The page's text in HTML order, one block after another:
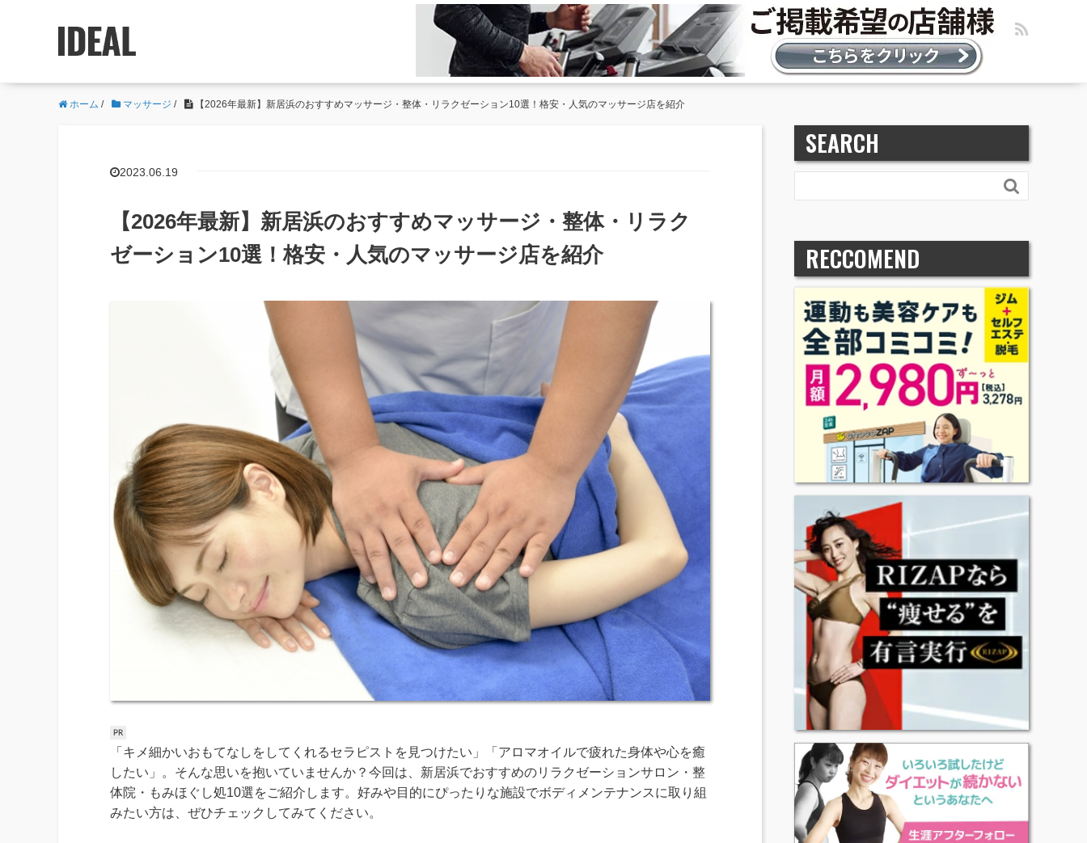
ホーム / マッサージ / 【2026年最新】新居浜のおすすめマッサージ・整体・リラクゼーション10選！格安・人気のマッサージ店を紹介
2023.06.19
【2026年最新】新居浜のおすすめマッサージ・整体・リラク
ゼーション10選！格安・人気のマッサージ店を紹介
「キメ細かいおもてなしをしてくれるセラピストを見つけたい」「アロマオイルで疲れた身体や心を癒
したい」。そんな思いを抱いていませんか？今回は、新居浜でおすすめのリラクゼーションサロン・整
体院・もみほぐし処10選をご紹介します。好みや目的にぴったりな施設でボディメンテナンスに取り組
みたい方は、ぜひチェックしてみてください。
SEARCH

RECCOMEND